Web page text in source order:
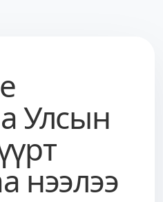
Улсын
нээлээ